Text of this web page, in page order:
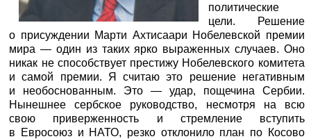
политические
цели. Решение
о присуждении Марти Ахтисаари Нобелевской премии
мира — один из таких ярко выраженных случаев. Оно
никак не способствует престижу Нобелевского комитета
и самой премии. Я считаю это решение негативным
и необоснованным. Это — удар, пощечина Сербии.
Нынешнее сербское руководство, несмотря на всю
свою приверженность и стремление вступить
в Евросоюз и НАТО, резко отклонило план по Косово